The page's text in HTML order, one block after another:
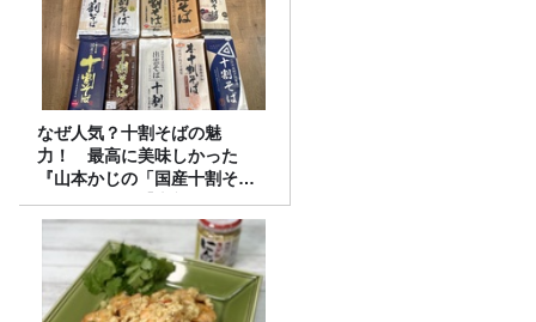
なぜ人気？十割そばの魅
力！ 最高に美味しかった
『山本かじの「国産十割そ
ば」』とは？【十割そば10種
食べ比べ】